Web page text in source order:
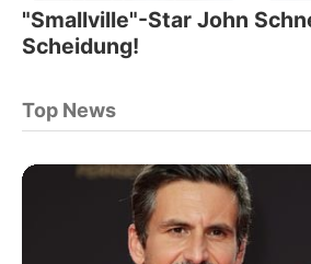
"Smallville"-Star John
Scheidung!
Top News